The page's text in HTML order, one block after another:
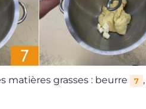
matières grasses : beurre 7